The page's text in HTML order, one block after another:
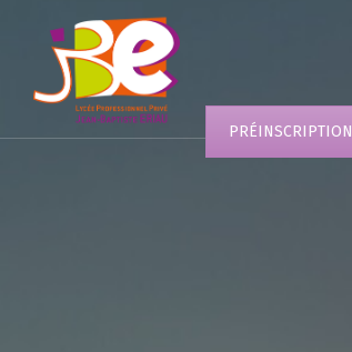
PRÉINSCRIPTION